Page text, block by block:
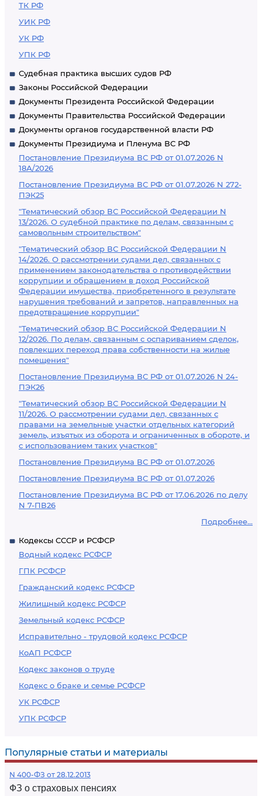
ТК РФ
УИК РФ
УК РФ
УПК РФ
Судебная практика высших судов РФ
Законы Российской Федерации
Документы Президента Российской Федерации
Документы Правительства Российской Федерации
Документы органов государственной власти РФ
Документы Президиума и Пленума ВС РФ
Постановление Президиума ВС РФ от 01.07.2026 N
18А/2026
Постановление Президиума ВС РФ от 01.07.2026 N 272-
ПЭК25
"Тематический обзор ВС Российской Федерации N
13/2026. О судебной практике по делам, связанным с
самовольным строительством"
"Тематический обзор ВС Российской Федерации N
14/2026. О рассмотрении судами дел, связанных с
применением законодательства о противодействии
коррупции и обращением в доход Российской
Федерации имущества, приобретенного в результате
нарушения требований и запретов, направленных на
предотвращение коррупции"
"Тематический обзор ВС Российской Федерации N
12/2026. По делам, связанным с оспариванием сделок,
повлекших переход права собственности на жилые
помещения"
Постановление Президиума ВС РФ от 01.07.2026 N 24-
ПЭК26
"Тематический обзор ВС Российской Федерации N
11/2026. О рассмотрении судами дел, связанных с
правами на земельные участки отдельных категорий
земель, изъятых из оборота и ограниченных в обороте, и
с использованием таких участков"
Постановление Президиума ВС РФ от 01.07.2026
Постановление Президиума ВС РФ от 01.07.2026
Постановление Президиума ВС РФ от 17.06.2026 по делу
N 7-ПВ26
Подробнее...
Кодексы СССР и РСФСР
Водный кодекс РСФСР
ГПК РСФСР
Гражданский кодекс РСФСР
Жилищный кодекс РСФСР
Земельный кодекс РСФСР
Исправительно - трудовой кодекс РСФСР
КоАП РСФСР
Кодекс законов о труде
Кодекс о браке и семье РСФСР
УК РСФСР
УПК РСФСР
Популярные статьи и материалы
N 400-ФЗ от 28.12.2013
ФЗ о страховых пенсиях